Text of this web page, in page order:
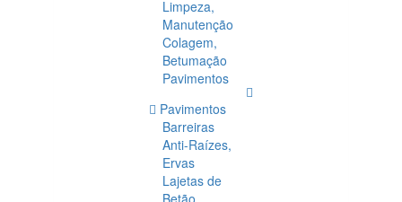
Limpeza,
Manutenção
Colagem,
Betumação
Pavimentos
Pavimentos
Barreiras
Anti-Raízes,
Ervas
Lajetas de
Betão